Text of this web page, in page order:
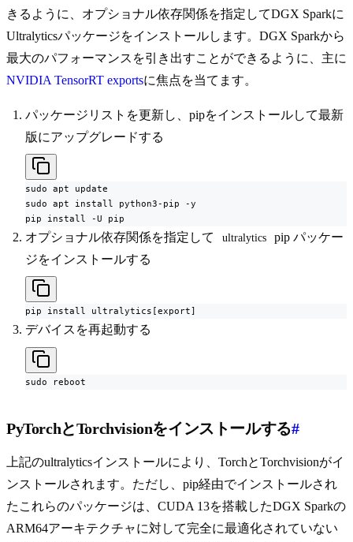
きるように、オプショナル依存関係を指定してDGX Sparkに
Ultralyticsパッケージをインストールします。DGX Sparkから
最大のパフォーマンスを引き出すことができるように、主に
NVIDIA TensorRT exportsに焦点を当てます。
パッケージリストを更新し、pipをインストールして最新
版にアップグレードする
sudo apt update
sudo apt install python3-pip -y
pip install -U pip
オプショナル依存関係を指定して ultralytics
pip パッケー
ジをインストールする
pip install ultralytics[export]
デバイスを再起動する
sudo reboot
PyTorchとTorchvisionをインストールする#
上記のultralyticsインストールにより、TorchとTorchvisionがイ
ンストールされます。ただし、pip経由でインストールされ
たこれらのパッケージは、CUDA 13を搭載したDGX Sparkの
ARM64アーキテクチャに対して完全に最適化されていない